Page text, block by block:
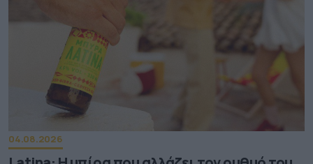
04.08.2026